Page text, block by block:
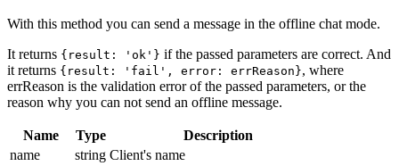
With this method you can send a message in the offline chat mode.
It returns {result: 'ok'} if the passed parameters are correct. And
it returns {result: 'fail', error: errReason}, where
errReason is the validation error of the passed parameters, or the
reason why you can not send an offline message.
Name Type
Description
name
string Client's name